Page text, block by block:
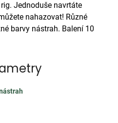
Jednoduše navrtáte
nahazovat! Různé
barvy nástrah. Balení 10